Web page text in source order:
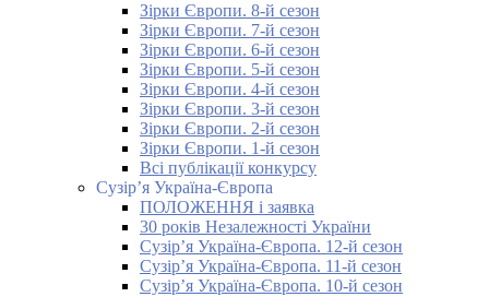
Зірки Європи. 8-й сезон
Зірки Європи. 7-й сезон
Зірки Європи. 6-й сезон
Зірки Європи. 5-й сезон
Зірки Європи. 4-й сезон
Зірки Європи. 3-й сезон
Зірки Європи. 2-й сезон
Зірки Європи. 1-й сезон
Всі публікації конкурсу
Сузір’я Україна-Європа
ПОЛОЖЕННЯ і заявка
30 років Незалежності України
Сузір’я Україна-Європа. 12-й сезон
Сузір’я Україна-Європа. 11-й сезон
Сузір’я Україна-Європа. 10-й сезон